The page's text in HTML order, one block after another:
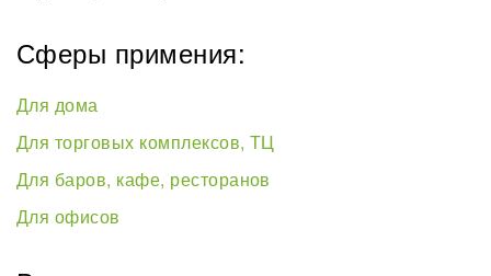
Сферы примения:
Для дома
Для торговых комплексов, ТЦ
Для баров, кафе, ресторанов
Для офисов